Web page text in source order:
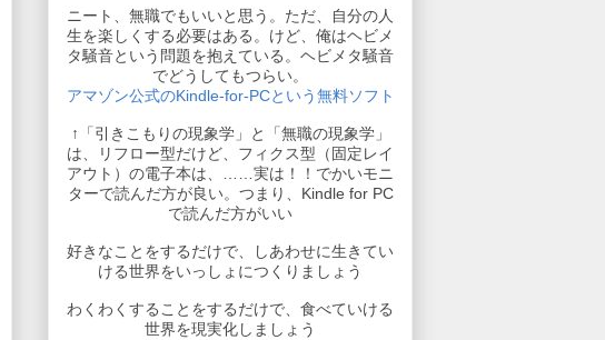
ニート、無職でもいいと思う。ただ、自分の人
生を楽しくする必要はある。けど、俺はヘビメ
タ騒音という問題を抱えている。ヘビメタ騒音
でどうしてもつらい。
アマゾン公式のKindle-for-PCという無料ソフト
↑「引きこもりの現象学」と「無職の現象学」
は、リフロー型だけど、フィクス型（固定レイ
アウト）の電子本は、……実は！！でかいモニ
ターで読んだ方が良い。つまり、Kindle for PC
で読んだ方がいい
好きなことをするだけで、しあわせに生きてい
ける世界をいっしょにつくりましょう
わくわくすることをするだけで、食べていける
世界を現実化しましょう